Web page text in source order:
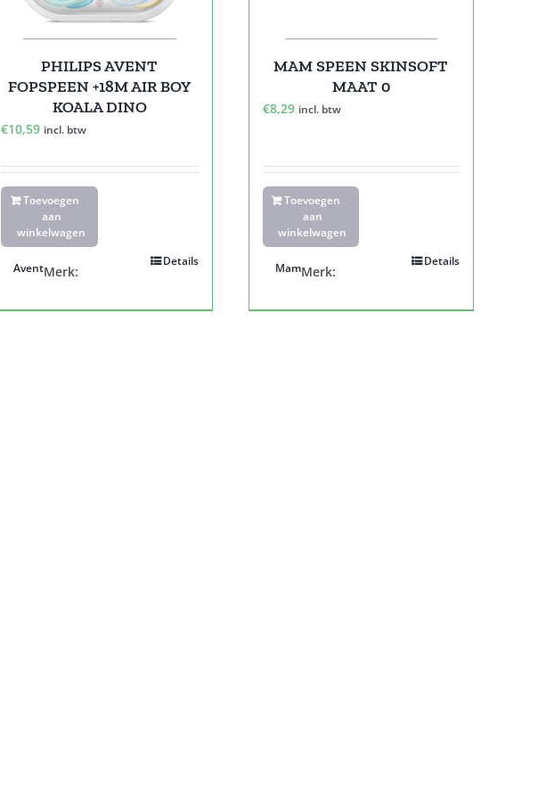
PHILIPS AVENT
FOPSPEEN +18M AIR BOY
KOALA DINO
€10,59 incl. btw
Toevoegen
aan
winkelwagen
Details
Merk:
Avent
MAM SPEEN SKINSOFT
MAAT 0
€8,29 incl. btw
Toevoegen
aan
winkelwagen
Details
Merk:
Mam